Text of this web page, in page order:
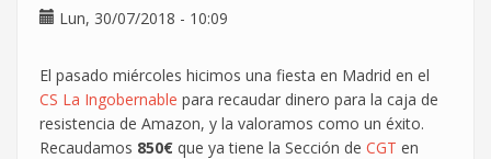
Lun, 30/07/2018 - 10:09
El pasado miércoles hicimos una fiesta en Madrid en el
CS La Ingobernable para recaudar dinero para la caja de
resistencia de Amazon, y la valoramos como un éxito.
Recaudamos 850€ que ya tiene la Sección de CGT en